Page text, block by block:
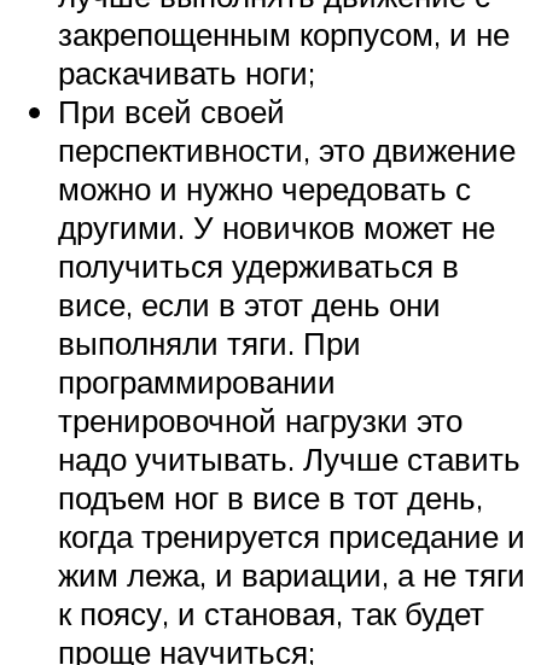
закрепощенным корпусом, и не
раскачивать ноги;
При всей своей
перспективности, это движение
можно и нужно чередовать с
другими. У новичков может не
получиться удерживаться в
висе, если в этот день они
выполняли тяги. При
программировании
тренировочной нагрузки это
надо учитывать. Лучше ставить
подъем ног в висе в тот день,
когда тренируется приседание и
жим лежа, и вариации, а не тяги
к поясу, и становая, так будет
проще научиться;